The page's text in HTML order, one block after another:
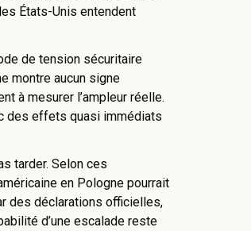
États-Unis entendent
de tension sécuritaire
montre aucun signe
à mesurer l’ampleur réelle.
des effets quasi immédiats
tarder. Selon ces
en Pologne pourrait
des déclarations officielles,
d’une escalade reste